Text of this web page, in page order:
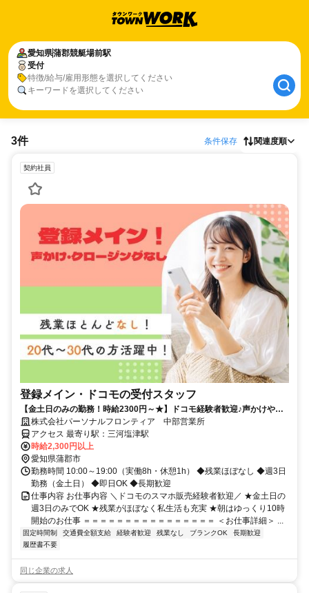
愛知県蒲郡競艇場前駅
受付
特徴/給与/雇用形態を選択してください
キーワードを選択してください
3件 条件保存 関連度順
契約社員
登録メイン・ドコモの受付スタッフ
【金土日のみの勤務！時給2300円～★】ドコモ経験者歓迎♪声かけやク
ロージングはナシ！
株式会社パーソナルフロンティア 中部営業所
アクセス 最寄り駅：三河塩津駅
時給2,300円以上
愛知県蒲郡市
勤務時間 10:00～19:00（実働8h・休憩1h） ◆残業ほぼなし ◆週3日
勤務（金土日） ◆即日OK ◆長期歓迎
仕事内容 お仕事内容 ＼ドコモのスマホ販売経験者歓迎／ ★金土日の
週3日のみでOK ★残業がほぼなく私生活も充実 ★朝はゆっくり10時
開始のお仕事 ＝＝＝＝＝＝＝＝＝＝＝＝＝＝＝＝ ＜お仕事詳細＞ ...
固定時間制 交通費全額支給 経験者歓迎 残業なし ブランクOK
長期歓迎
履歴書不要
同じ企業の求人